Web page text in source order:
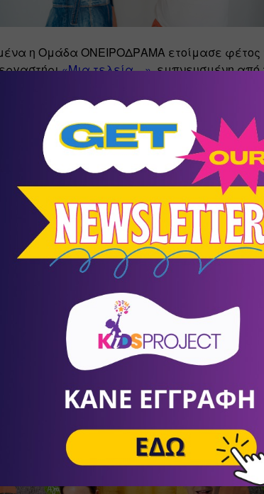
η Ομάδα ΟΝΕΙΡΟΔΡΑΜΑ ετοίμασε φέτος
«Μια τελεία…», εμπνευσμένη από
την αυτοπεποίθηση και την
ιστορία με χιούμορ και ευαισθησία που
(να δίνουν αλλά και να δέχονται
τα προβλήματά τους με τους άλλους.
νέες δεξιότητες, ακόμα όταν χρειάζονται
συμπεριλαμβάνει και ομαδικές
και ευνοούν τη δημιουργική
& κάθε Σάββατο στις 15:00
για την παράσταση «Μια
η αρχή!»